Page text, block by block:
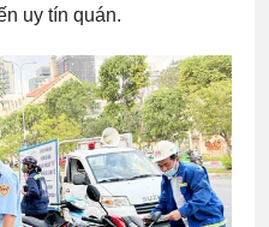
uy tín quán.